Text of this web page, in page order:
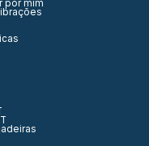
por mim